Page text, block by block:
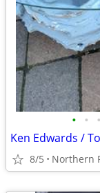
• • •
Ken Edwards /
8/5 Northern